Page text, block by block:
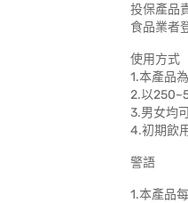
投保產品
食品業者
使用方式
1.本產品
2.以
3.男女均
4.初期飲
警語
1.本產品